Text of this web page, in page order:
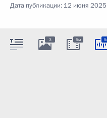
Дата публикации: 12 июня
3 5м